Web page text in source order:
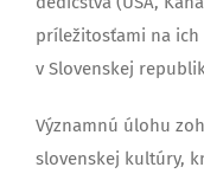
príležitosťami na ich
v Slovenskej
Významnú úlohu
slovenskej kultúry,